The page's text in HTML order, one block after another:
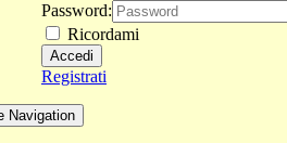
Password:
Ricordami
Registrati
Navigation